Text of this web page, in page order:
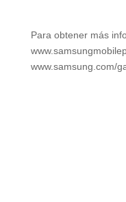
Para obtener más
www.samsung.com/